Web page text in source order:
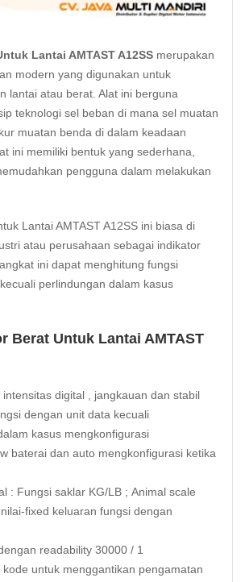
Lantai AMTAST A12SS merupakan
modern yang digunakan untuk
lantai atau berat. Alat ini berguna
teknologi sel beban di mana sel muatan
muatan benda di dalam keadaan
ini memiliki bentuk yang sederhana,
pengguna dalam melakukan
Lantai AMTAST A12SS ini biasa di
atau perusahaan sebagai indikator
ini dapat menghitung fungsi
perlindungan dalam kasus
Berat Untuk Lantai AMTAST
digital , jangkauan dan stabil
dengan unit data kecuali
kasus mengkonfigurasi
baterai dan auto mengkonfigurasi ketika
: Fungsi saklar KG/LB ; Animal scale
fixed keluaran fungsi dengan
readability 30000 / 1
untuk menggantikan pengamatan